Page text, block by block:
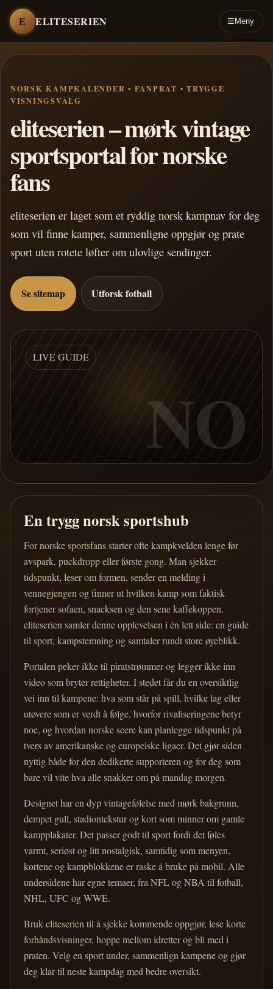
E ELITESERIEN ☰ Meny
NORSK KAMPKALENDER • FANPRAT • TRYGGE
VISNINGSVALG
eliteserien – mørk vintage
sportsportal for norske
fans
eliteserien er laget som et ryddig norsk kampnav for deg
som vil finne kamper, sammenligne oppgjør og prate
sport uten rotete løfter om ulovlige sendinger.
Se sitemap Utforsk fotball
LIVE GUIDE
NO
En trygg norsk sportshub
For norske sportsfans starter ofte kampkvelden lenge før
avspark, puckdropp eller første gong. Man sjekker
tidspunkt, leser om formen, sender en melding i
vennegjengen og finner ut hvilken kamp som faktisk
fortjener sofaen, snacksen og den sene kaffekoppen.
eliteserien samler denne opplevelsen i én lett side: en guide
til sport, kampstemning og samtaler rundt store øyeblikk.
Portalen peker ikke til piratstrømmer og legger ikke inn
video som bryter rettigheter. I stedet får du en oversiktlig
vei inn til kampene: hva som står på spill, hvilke lag eller
utøvere som er verdt å følge, hvorfor rivaliseringene betyr
noe, og hvordan norske seere kan planlegge tidspunkt på
tvers av amerikanske og europeiske ligaer. Det gjør siden
nyttig både for den dedikerte supporteren og for deg som
bare vil vite hva alle snakker om på mandag morgen.
Designet har en dyp vintagefølelse med mørk bakgrunn,
dempet gull, stadiontekstur og kort som minner om gamle
kampplakater. Det passer godt til sport fordi det føles
varmt, seriøst og litt nostalgisk, samtidig som menyen,
kortene og kampblokkene er raske å bruke på mobil. Alle
undersidene har egne temaer, fra NFL og NBA til fotball,
NHL, UFC og WWE.
Bruk eliteserien til å sjekke kommende oppgjør, lese korte
forhåndsvisninger, hoppe mellom idretter og bli med i
praten. Velg en sport under, sammenlign kampene og gjør
deg klar til neste kampdag med bedre oversikt.